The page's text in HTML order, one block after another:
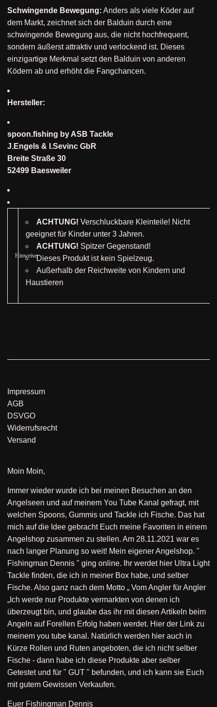
Schwingende Bewegung: Anders als viele Köder auf
dem Markt, zeichnet sich der Balduin durch eine
schwingende Bewegung aus, die nicht hochfrequent,
sondern äußerst attraktiv und verlockend ist. Dieses
einzigartige Merkmal setzt den Balduin von anderen
Ködern ab und erhöht die Fangchancen.
Hersteller:
spoon.fishing by ASB Tackle
J.Engels & I.Sevinc GbR
Breite Straße 30
52499 Baesweiler
Hinweise:
ACHTUNG! Verschluckbare Kleinteile! Nicht
geeignet für Kinder unter 3 Jahren.
ACHTUNG! Spitzer Gegenstand!
Dieses Produkt ist kein Spielzeug.
Außerhalb der Reichweite von Kindern und
Haustieren
Impressum
AGB
DSVGO
Widerrufsrecht
Versand
Moin Moin,
Immer wieder wurde ich bei meinen Besuchen an den
Angelseen und auf meinem You Tube Kanal gefragt, mit
welchen Spoons, Gummis und Tackle ich Fische. Das hat
mich auf die Idee gebracht Euch meine Favoriten in einem
Angelshop zusammen zu stellen. Am 28.11.2021 war es
nach langer Planung so weit! Mein eigener Angelshop. "
Fishingman Dennis " ging online. Ihr werdet hier Ultra Light
Tackle finden, die ich in meiner Box habe, und selber
Fische. Also ganz nach dem Motto „ Vom Angler für Angler
„Ich werde nur Produkte vermarkten von denen ich
überzeugt bin, und glaube das ihr mit diesen Artikeln beim
Angeln auf Forellen Erfolg haben werdet. Hier der Link zu
meinem you tube kanal. Natürlich werden hier auch in
Kürze Rollen und Ruten angeboten, die ich nicht selber
Fische - dann habe ich diese Produkte aber selber
Getestet und für " GUT " befunden, und ich kann sie Euch
mit gutem Gewissen Verkaufen.
Euer Fishingman Dennis